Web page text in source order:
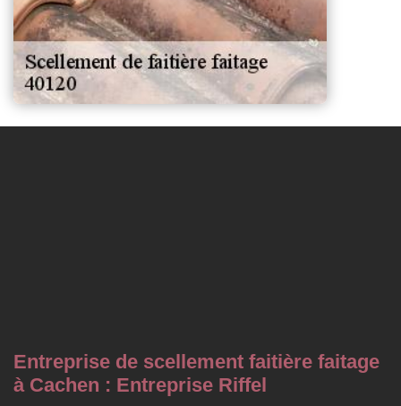
Entreprise de scellement faitière faitage
à Cachen : Entreprise Riffel